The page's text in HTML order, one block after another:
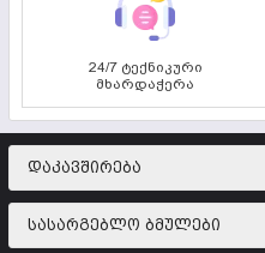
24/7 ტექნიკური
მხარდაჭერა
ᲓᲐᲙᲐᲕᲨᲘᲠᲔᲑᲐ
ᲡᲐᲡᲐᲠᲒᲔᲑᲚᲝ ᲑᲛᲣᲚᲔᲑᲘ